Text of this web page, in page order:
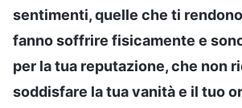
sentimenti, quelle che ti
fanno soffrire fisicamente e
per la tua reputazione, che non
soddisfare la tua vanità e il tuo